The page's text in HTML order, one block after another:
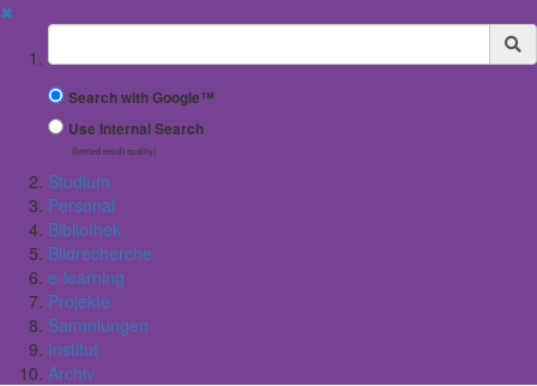
✖
Suchbegriff
Search with Google™
Use Internal Search
(limited result quality)
Studium
Personal
Bibliothek
Bildrecherche
e-learning
Projekte
Sammlungen
Institut
Archiv